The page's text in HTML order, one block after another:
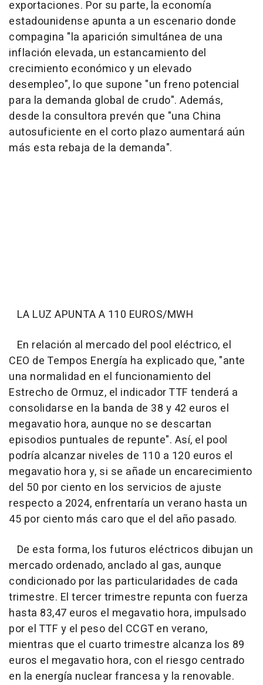
exportaciones. Por su parte, la economía
estadounidense apunta a un escenario donde
compagina "la aparición simultánea de una
inflación elevada, un estancamiento del
crecimiento económico y un elevado
desempleo", lo que supone "un freno potencial
para la demanda global de crudo". Además,
desde la consultora prevén que "una China
autosuficiente en el corto plazo aumentará aún
más esta rebaja de la demanda".
LA LUZ APUNTA A 110 EUROS/MWH
En relación al mercado del pool eléctrico, el
CEO de Tempos Energía ha explicado que, "ante
una normalidad en el funcionamiento del
Estrecho de Ormuz, el indicador TTF tenderá a
consolidarse en la banda de 38 y 42 euros el
megavatio hora, aunque no se descartan
episodios puntuales de repunte". Así, el pool
podría alcanzar niveles de 110 a 120 euros el
megavatio hora y, si se añade un encarecimiento
del 50 por ciento en los servicios de ajuste
respecto a 2024, enfrentaría un verano hasta un
45 por ciento más caro que el del año pasado.
De esta forma, los futuros eléctricos dibujan un
mercado ordenado, anclado al gas, aunque
condicionado por las particularidades de cada
trimestre. El tercer trimestre repunta con fuerza
hasta 83,47 euros el megavatio hora, impulsado
por el TTF y el peso del CCGT en verano,
mientras que el cuarto trimestre alcanza los 89
euros el megavatio hora, con el riesgo centrado
en la energía nuclear francesa y la renovable.